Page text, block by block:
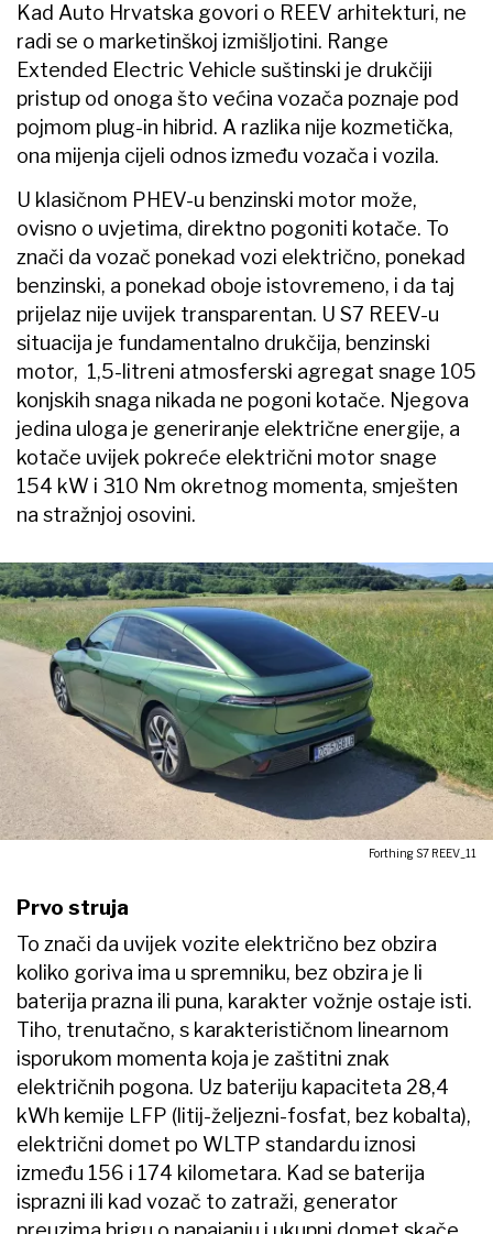
Kad Auto Hrvatska govori o REEV arhitekturi, ne
radi se o marketinškoj izmišljotini. Range
Extended Electric Vehicle suštinski je drukčiji
pristup od onoga što većina vozača poznaje pod
pojmom plug-in hibrid. A razlika nije kozmetička,
ona mijenja cijeli odnos između vozača i vozila.
U klasičnom PHEV-u benzinski motor može,
ovisno o uvjetima, direktno pogoniti kotače. To
znači da vozač ponekad vozi električno, ponekad
benzinski, a ponekad oboje istovremeno, i da taj
prijelaz nije uvijek transparentan. U S7 REEV-u
situacija je fundamentalno drukčija, benzinski
motor, 1,5-litreni atmosferski agregat snage 105
konjskih snaga nikada ne pogoni kotače. Njegova
jedina uloga je generiranje električne energije, a
kotače uvijek pokreće električni motor snage
154 kW i 310 Nm okretnog momenta, smješten
na stražnjoj osovini.
Forthing S7 REEV_11
Prvo struja
To znači da uvijek vozite električno bez obzira
koliko goriva ima u spremniku, bez obzira je li
baterija prazna ili puna, karakter vožnje ostaje isti.
Tiho, trenutačno, s karakterističnom linearnom
isporukom momenta koja je zaštitni znak
električnih pogona. Uz bateriju kapaciteta 28,4
kWh kemije LFP (litij-željezni-fosfat, bez kobalta),
električni domet po WLTP standardu iznosi
između 156 i 174 kilometara. Kad se baterija
isprazni ili kad vozač to zatraži, generator